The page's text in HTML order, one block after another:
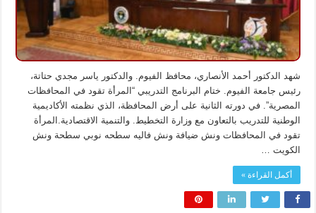
شهد الدكتور أحمد الأنصاري، محافظ الفيوم. والدكتور ياسر مجدي حتاتة،
رئيس جامعة الفيوم. ختام البرنامج التدريبي “المرأة تقود في المحافظات
المصرية”. في دورته الثانية على أرض المحافظة، الذي نظمته الأكاديمية
الوطنية للتدريب بالتعاون مع وزارة التخطيط. والتنمية الاقتصادية.المرأة
تقود في المحافظات ونش ضيافة ونش فاليه سطحه نوبي سطحة ونش
الكويت …
أكمل القراءة »